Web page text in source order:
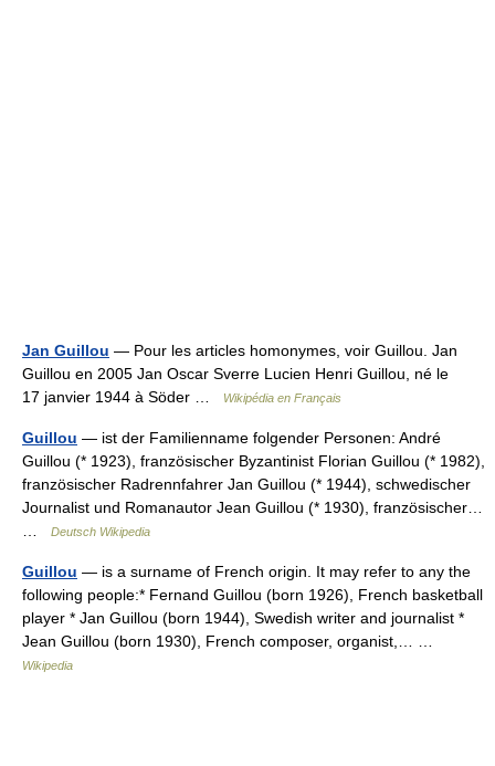
Jan Guillou — Pour les articles homonymes, voir Guillou. Jan
Guillou en 2005 Jan Oscar Sverre Lucien Henri Guillou, né le
17 janvier 1944 à Söder …
Wikipédia en Français
Guillou — ist der Familienname folgender Personen: André
Guillou (* 1923), französischer Byzantinist Florian Guillou (* 1982),
französischer Radrennfahrer Jan Guillou (* 1944), schwedischer
Journalist und Romanautor Jean Guillou (* 1930), französischer…
Deutsch Wikipedia
Guillou — is a surname of French origin. It may refer to any the
following people:* Fernand Guillou (born 1926), French basketball
player * Jan Guillou (born 1944), Swedish writer and journalist *
Jean Guillou (born 1930), French composer, organist,… …
Wikipedia